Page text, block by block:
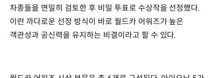
차종들을 면밀히 검토한 후 비밀 투표로 수상작을 선정했다.
이런 까다로운 선정 방식이 바로 월드카 어워즈가 높은
객관성과 공신력을 유지하는 비결이라고 할 수 있다.